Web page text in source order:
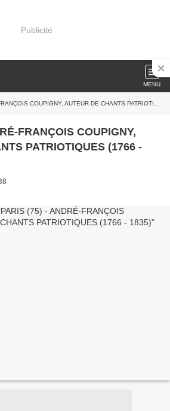
Publicité
MENU
COUPIGNY, AUTEUR DE CHANTS PATRIOTIQUES (1766 - 1835)
FRANÇOIS COUPIGNY,
PATRIOTIQUES (1766 -